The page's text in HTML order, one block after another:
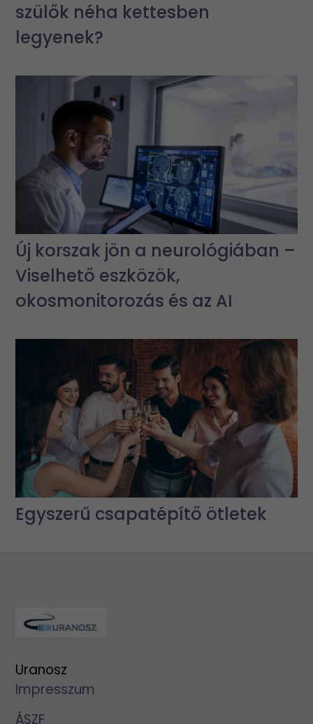
szülők néha kettesben
legyenek?
Új korszak jön a neurológiában –
Viselhető eszközök,
okosmonitorozás és az AI
Egyszerű csapatépítő ötletek
Uranosz
Impresszum
ÁSZF